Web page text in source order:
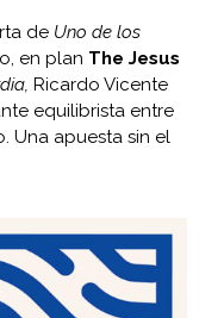
de Uno de los
en plan The Jesus
Ricardo Vicente
equilibrista entre
Una apuesta sin el